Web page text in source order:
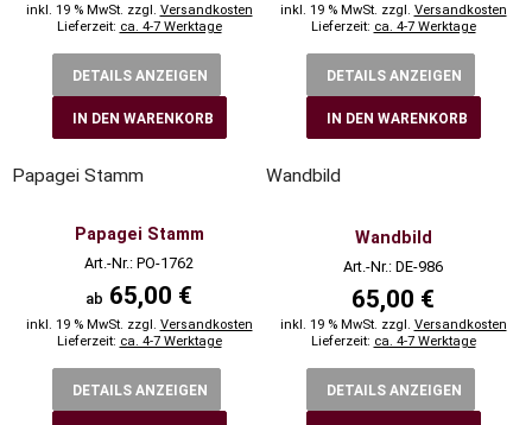
inkl. 19 % MwSt. zzgl. Versandkosten
Lieferzeit: ca. 4-7 Werktage
DETAILS ANZEIGEN
IN DEN WARENKORB
inkl. 19 % MwSt. zzgl. Versandkosten
Lieferzeit: ca. 4-7 Werktage
DETAILS ANZEIGEN
IN DEN WARENKORB
Papagei Stamm
Papagei Stamm
Art.-Nr.: PO-1762
ab 65,00 €
inkl. 19 % MwSt. zzgl. Versandkosten
Lieferzeit: ca. 4-7 Werktage
DETAILS ANZEIGEN
Wandbild
Wandbild
Art.-Nr.: DE-986
65,00 €
inkl. 19 % MwSt. zzgl. Versandkosten
Lieferzeit: ca. 4-7 Werktage
DETAILS ANZEIGEN